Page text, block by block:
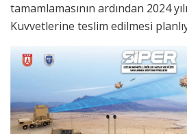
tamamlamasının ardından 2024
Kuvvetlerine teslim edilmesi